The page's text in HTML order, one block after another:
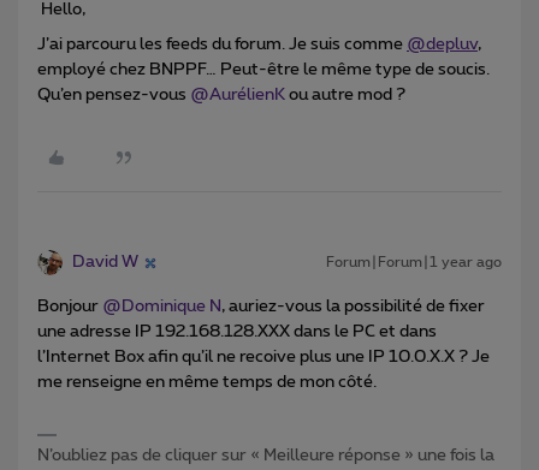
Hello,
J’ai parcouru les feeds du forum. Je suis comme @depluv,
employé chez BNPPF… Peut-être le même type de soucis.
Qu’en pensez-vous ​ @AurélienK ou autre mod ?
David W Forum|Forum|1 year ago
Bonjour ​ @Dominique N , auriez-vous la possibilité de fixer
une adresse IP 192.168.128.XXX dans le PC et dans
l’Internet Box afin qu’il ne recoive plus une IP 10.0.X.X ? Je
me renseigne en même temps de mon côté.
N’oubliez pas de cliquer sur « Meilleure réponse » une fois la